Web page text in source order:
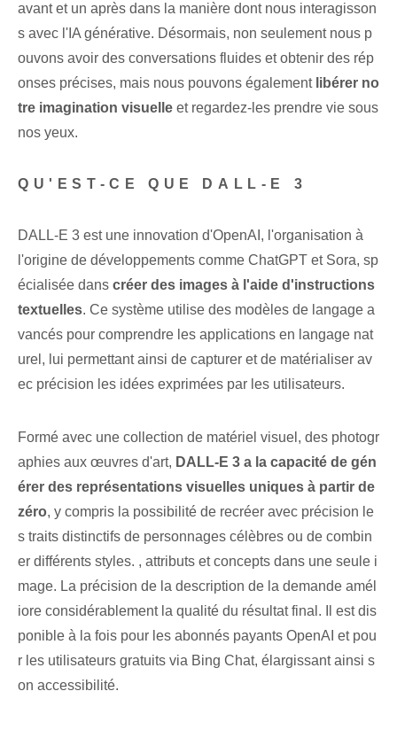
avant et un après dans la‍ manière dont nous interagisson
s ⁣avec l'IA générative. Désormais, non seulement nous p
ouvons avoir des conversations fluides et obtenir des rép
onses précises, mais nous pouvons également libérer no
tre imagination visuelle ⁢et regardez-les prendre vie sous
nos yeux.
QU'EST-CE QUE DALL-E 3
DALL-E 3 est une innovation d'OpenAI, l'organisation à
l'origine de développements comme ChatGPT et Sora, sp
écialisée dans créer des images à l'aide d'instructions
textuelles. Ce système utilise des modèles de langage a
vancés pour comprendre les applications en langage nat
urel, lui permettant ainsi de capturer et de matérialiser av
ec précision les idées exprimées par les utilisateurs.
Formé avec une collection de matériel visuel, des photogr
aphies aux œuvres d'art, DALL-E 3 a la capacité de gén
érer des représentations visuelles uniques à partir de
zéro, y compris la possibilité de recréer avec précision le
s traits distinctifs de personnages célèbres ou de combin
er différents styles. , attributs et concepts dans une seule i
mage. La précision de la description de la demande amél
iore considérablement la qualité du résultat final. Il est dis
ponible à la fois pour les abonnés payants OpenAI et pou
r les utilisateurs gratuits via Bing Chat, élargissant ainsi s
on accessibilité.